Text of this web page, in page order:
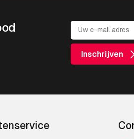
Inschrijven